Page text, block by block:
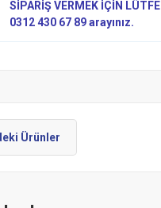
SİPARİŞ VERMEK İÇİN
0312 430 67 89 arayınız.
Ürünler